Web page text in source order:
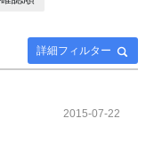
詳細フィルター
2015-07-22